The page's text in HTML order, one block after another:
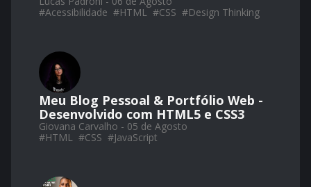
#Acessibilidade #HTML #CSS #Design Thinking
Meu Blog Pessoal & Portfólio Web -
Desenvolvido com HTML5 e CSS3
Giovana Carvalho - 05 de Agosto
#HTML #CSS #JavaScript